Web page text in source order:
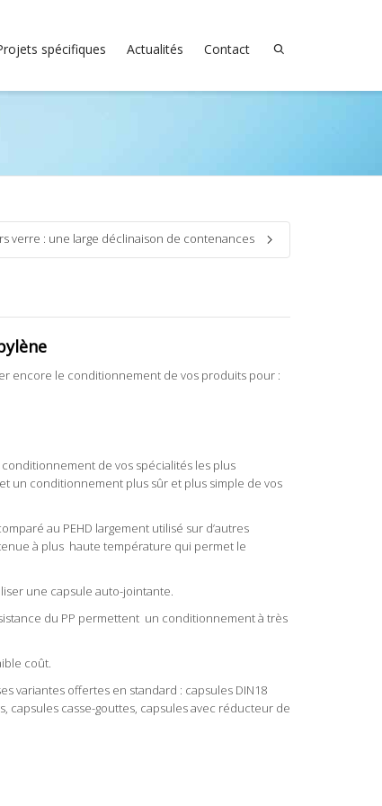
spécifiques Actualités Contact
verre : une large déclinaison de contenances
encore le conditionnement de vos produits pour :
de vos spécialités les plus
un conditionnement plus sûr et plus simple de vos
au PEHD largement utilisé sur d’autres
à plus haute température qui permet le
une capsule auto-jointante.
du PP permettent un conditionnement à très
coût.
variantes offertes en standard : capsules DIN18
capsules casse-gouttes, capsules avec réducteur de